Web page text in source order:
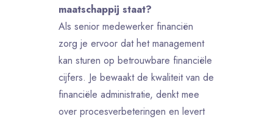
maatschappij staat?
Als senior medewerker financiën
zorg je ervoor dat het management
kan sturen op betrouwbare financiële
cijfers. Je bewaakt de kwaliteit van de
financiële administratie, denkt mee
over procesverbeteringen en levert